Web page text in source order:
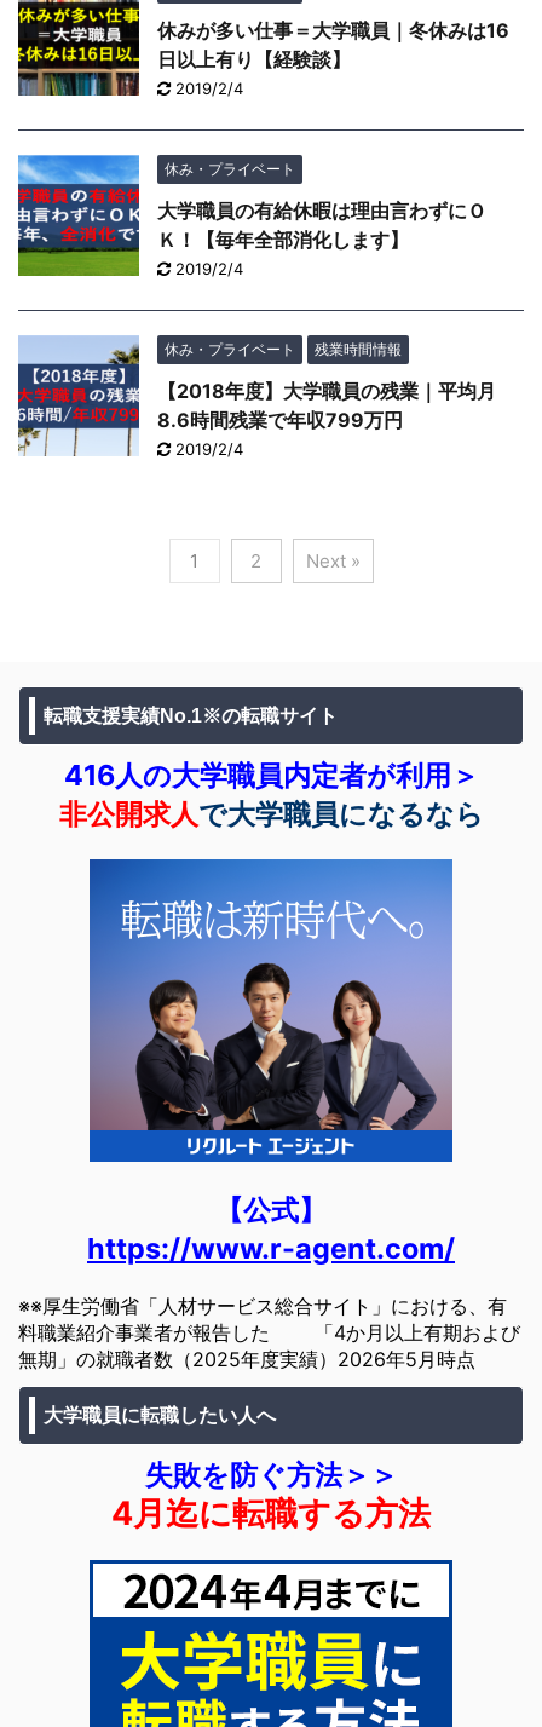
休みが多い仕事＝大学職員｜冬休みは16
日以上有り【経験談】
2019/2/4
休み・プライベート
大学職員の有給休暇は理由言わずにＯ
Ｋ！【毎年全部消化します】
2019/2/4
休み・プライベート 残業時間情報
【2018年度】大学職員の残業｜平均月
8.6時間残業で年収799万円
2019/2/4
1 2 Next »
転職支援実績No.1※の転職サイト
416人の大学職員内定者が利用＞
非公開求人で大学職員になるなら
【公式】
https://www.r-agent.com/
※※厚生労働省「人材サービス総合サイト」における、有
料職業紹介事業者が報告した 「4か月以上有期および
無期」の就職者数（2025年度実績）2026年5月時点
大学職員に転職したい人へ
失敗を防ぐ方法＞＞
4月迄に転職する方法